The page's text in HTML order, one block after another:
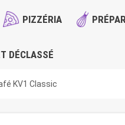
PIZZÉRIA
DÉCLASSÉ
KV1 Classic